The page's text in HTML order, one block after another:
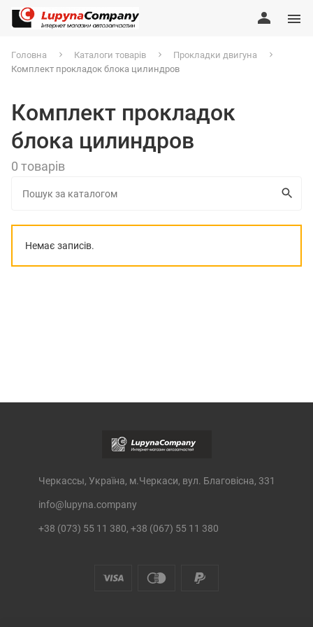
Головна Каталоги товарів
Прокладки двигуна
Комплект прокладок блока цилиндров
Комплект прокладок
блока цилиндров
0 товарів
Немає записів.
Черкассы, Україна, м.Черкаси, вул. Благовісна, 331
info@lupyna.company
+38 (073) 55 11 380, +38 (067) 55 11 380